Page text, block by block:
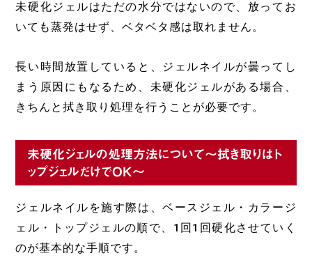
未硬化ジェルはただの水分ではないので、放ってお
いても蒸発はせず、ベタベタ感は取れません。
長い時間放置していると、ジェルネイルが曇ってし
まう原因にもなるため、未硬化ジェルがある場合、
きちんと拭き取り処理を行うことが必要です。
未硬化ジェルの処理方法について～拭き取りはト
ップジェルだけでOK～
ジェルネイルを施す際は、ベースジェル・カラージ
ェル・トップジェルの順で、1回1回硬化させていく
のが基本的な手順です。